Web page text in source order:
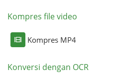
Kompres file video
Kompres MP4
Konversi dengan OCR